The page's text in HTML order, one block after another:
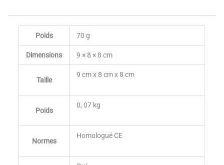
Poids 70 g
Dimensions 9 × 8 × 8 cm
Taille
9 cm x 8 cm x 8 cm
Poids
0, 07 kg
Normes
Homologué CE